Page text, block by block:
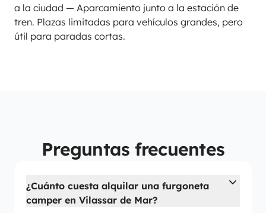
a la ciudad — Aparcamiento junto a la estación de
tren. Plazas limitadas para vehículos grandes, pero
útil para paradas cortas.
Preguntas frecuentes
¿Cuánto cuesta alquilar una furgoneta
camper en Vilassar de Mar?